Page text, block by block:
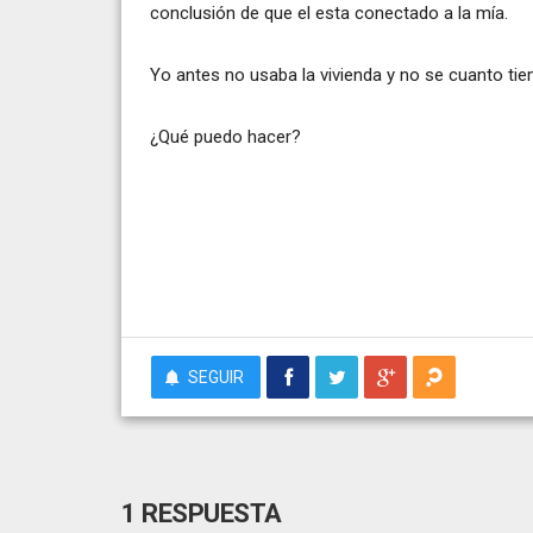
conclusión de que el esta conectado a la mía.
Yo antes no usaba la vivienda y no se cuanto
¿Qué puedo hacer?
SEGUIR
1 RESPUESTA